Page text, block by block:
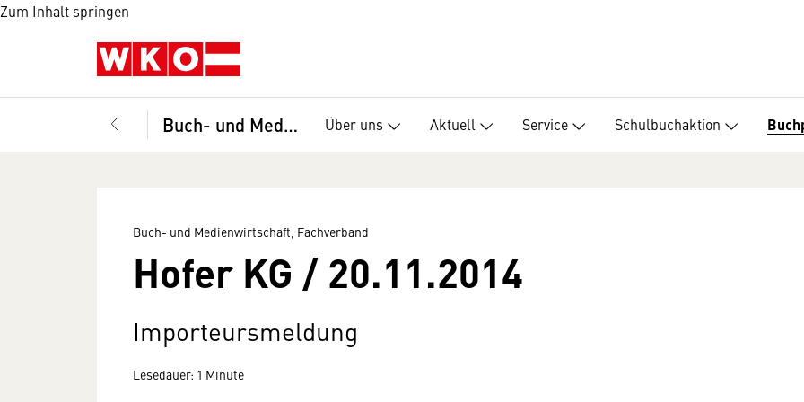
Zum Inhalt springen
Buch- und Medienwirtschaft, Fachverband Über uns Aktuell Service Schulbuchaktion
Buch- und Medienwirtschaft, Fachverband
Hofer KG / 20.11.2014
Importeursmeldung
Lesedauer: 1 Minute